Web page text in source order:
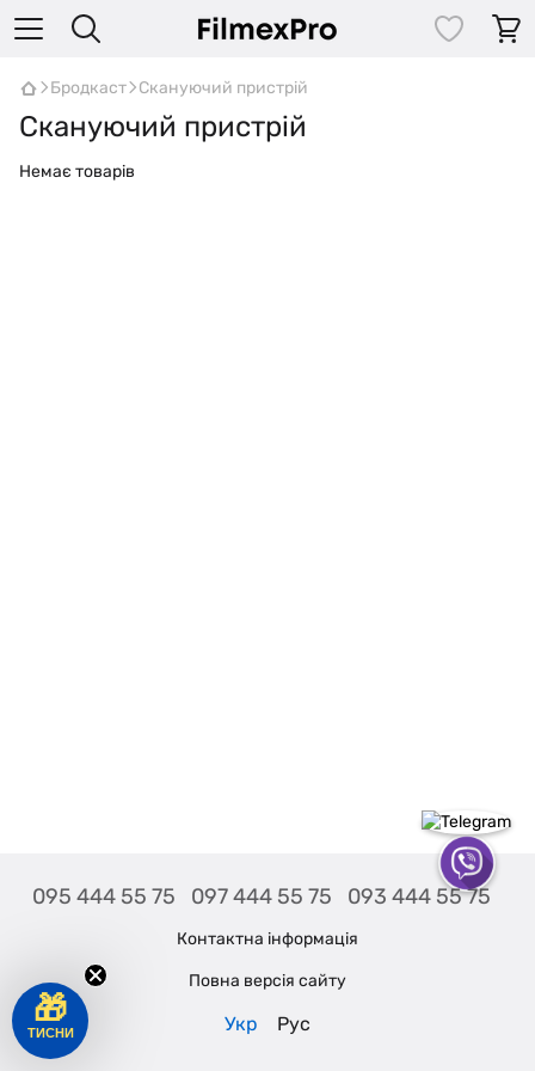
Бродкаст Cкануючий пристрій
Cкануючий пристрій
Немає товарів
095 444 55 75 097 444 55 75 093 444 55 75
Контактна інформація
Повна версія сайту
Укр Рус
🎁
ТИСНИ